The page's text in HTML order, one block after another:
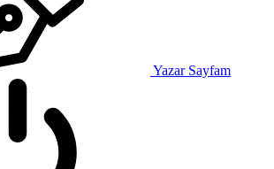
Yazar Sayfam